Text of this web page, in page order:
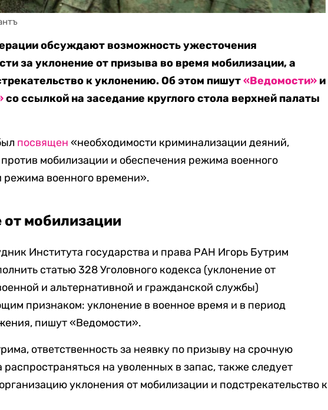
обсуждают возможность ужесточения
за уклонение от призыва во время мобилизации, а
к уклонению. Об этом пишут«Ведомости» и
со ссылкой на заседание круглого стола верхней палаты
посвящен «необходимости криминализации деяний,
мобилизации и обеспечения режима военного
режима военного времени».
от мобилизации
Института государства и права РАН Игорь Бутрим
статью 328 Уголовного кодекса (уклонение от
и альтернативной и гражданской службы)
признаком: уклонение в военное время и в период
пишут «Ведомости».
ответственность за неявку по призыву на срочную
на уволенных в запас, также следует
уклонения от мобилизации и подстрекательство к